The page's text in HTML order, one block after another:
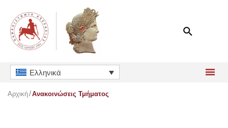
περιεχόμενο
Ελληνικά
Αρχική Ανακοινώσεις Τμήματος